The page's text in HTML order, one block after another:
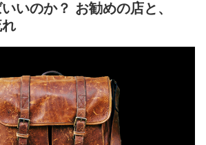
いのか？ お勧めの店と、